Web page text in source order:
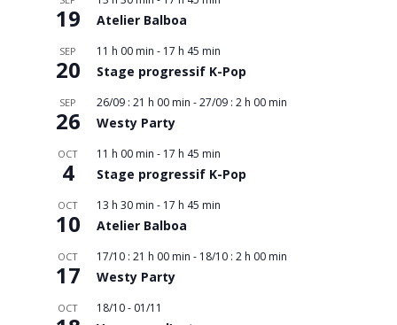
19 Atelier Balboa
SEP
20
11 h 00 min - 17 h 45 min
Stage progressif K-Pop
SEP
26
26/09 : 21 h 00 min -27/09 : 2 h 00 min
Westy Party
OCT
4
11 h 00 min - 17 h 45 min
Stage progressif K-Pop
OCT
10
13 h 30 min - 17 h 45 min
Atelier Balboa
OCT
17
17/10 : 21 h 00 min - 18/10 : 2 h 00 min
Westy Party
OCT 18/10- 01/11